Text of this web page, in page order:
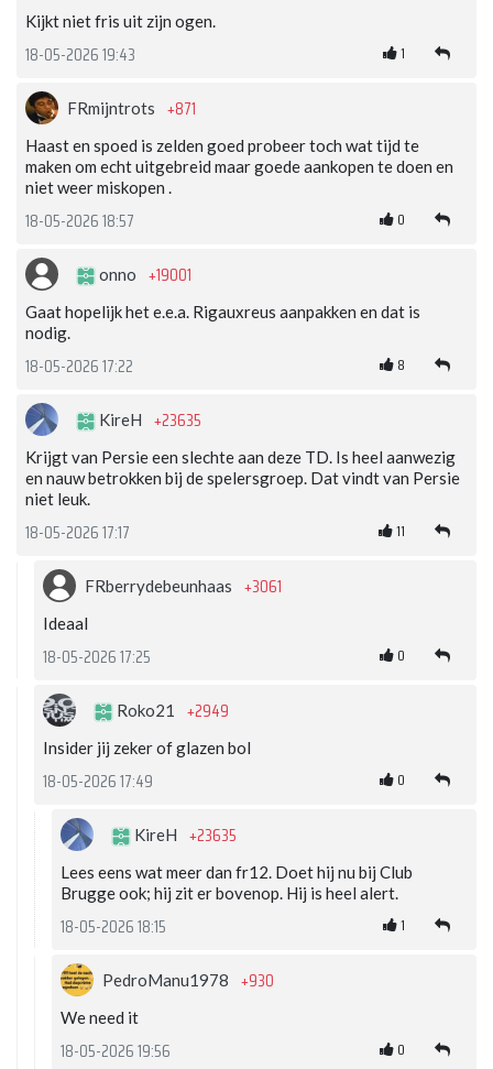
Kijkt niet fris uit zijn ogen.
18-05-2026 19:43 1
FRmijntrots +871
Haast en spoed is zelden goed probeer toch wat tijd te
maken om echt uitgebreid maar goede aankopen te doen en
niet weer miskopen .
18-05-2026 18:57 0
onno +19001
Gaat hopelijk het e.e.a. Rigauxreus aanpakken en dat is
nodig.
18-05-2026 17:22 8
KireH +23635
Krijgt van Persie een slechte aan deze TD. Is heel aanwezig
en nauw betrokken bij de spelersgroep. Dat vindt van Persie
niet leuk.
18-05-2026 17:17 11
FRberrydebeunhaas +3061
Ideaal
18-05-2026 17:25 0
Roko21 +2949
Insider jij zeker of glazen bol
18-05-2026 17:49 0
KireH +23635
Lees eens wat meer dan fr12. Doet hij nu bij Club
Brugge ook; hij zit er bovenop. Hij is heel alert.
18-05-2026 18:15 1
PedroManu1978 +930
We need it
18-05-2026 19:56 0